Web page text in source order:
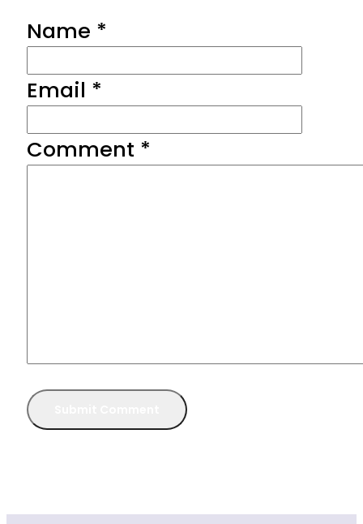
Name *
Email *
Comment *